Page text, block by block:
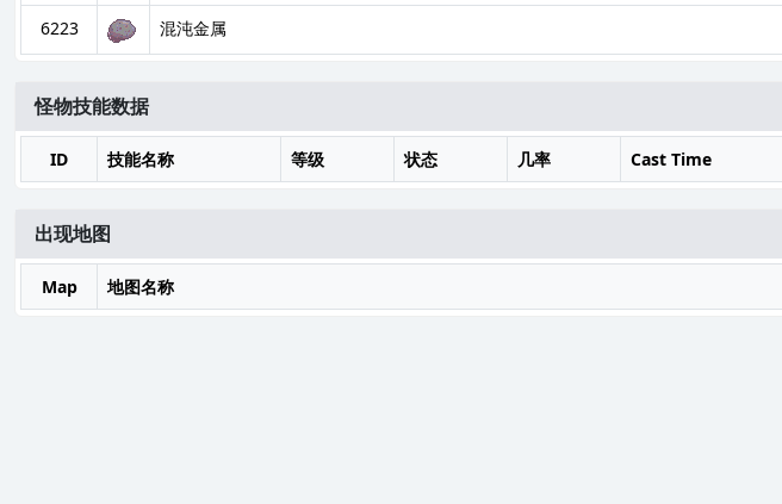
6223 混沌金属
怪物技能数据
ID 技能名称 等级 状态 几率 Cast Time
出现地图
Map 地图名称